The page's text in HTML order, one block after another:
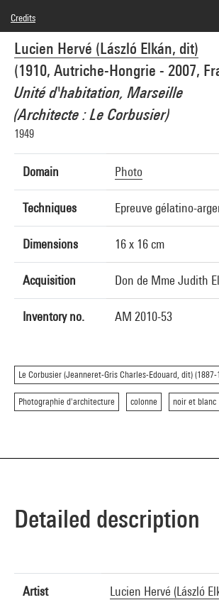
Lucien Hervé (László Elkán, dit)
(1910, Autriche-Hongrie - 2007,
Unité d'habitation, Marseille
(Architecte : Le Corbusier)
1949
Domain Photo
Techniques Epreuve gélatino-
Dimensions 16 x 16 cm
Acquisition Don de Mme Judith
Inventory no. AM 2010-53
Le Corbusier (Jeanneret-Gris Charles-Edouard, dit) (1887-
Photographie d'architecture colonne noir et blanc
Credits
© Lucien Hervé
Photo credits : Centre Pompidou, MNAM-CCI/Georges
GrandPalaisRmn
Image reference : 4N11024
Image presentation :GrandPalaisRmnPhoto
Detailed description
Artist
Lucien Hervé (László